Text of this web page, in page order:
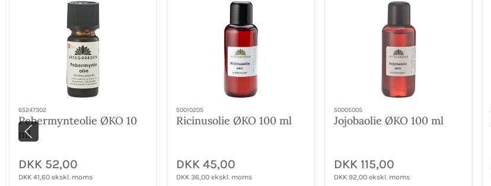
65247302
Pebermynteolie ØKO 10
ml
DKK 52,00
DKK 41,60 ekskl. moms
50010205
Ricinusolie ØKO 100 ml
DKK 45,00
DKK 36,00 ekskl. moms
50005005
Jojobaolie ØKO 100 ml
DKK 115,00
DKK 92,00 ekskl. moms